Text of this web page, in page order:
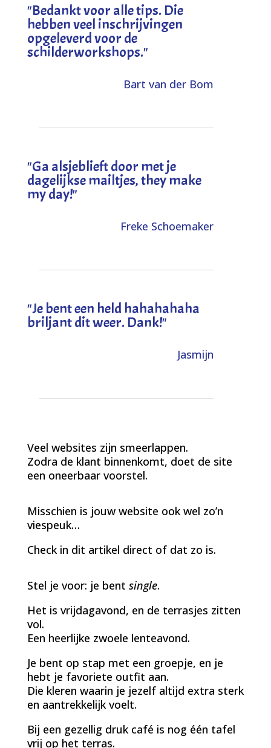
"Bedankt voor alle tips. Die
hebben veel inschrijvingen
opgeleverd voor de
schilderworkshops."
Bart van der Bom
"Ga alsjeblieft door met je
dagelijkse mailtjes, they make
my day!"
Freke Schoemaker
"Je bent een held hahahahaha
briljant dit weer. Dank!"
Jasmijn
Veel websites zijn smeerlappen.
Zodra de klant binnenkomt, doet de site
een oneerbaar voorstel.
Misschien is jouw website ook wel zo’n
viespeuk…
Check in dit artikel direct of dat zo is.
Stel je voor: je bent single.
Het is vrijdagavond, en de terrasjes zitten
vol.
Een heerlijke zwoele lenteavond.
Je bent op stap met een groepje, en je
hebt je favoriete outfit aan.
Die kleren waarin je jezelf altijd extra sterk
en aantrekkelijk voelt.
Bij een gezellig druk café is nog één tafel
vrij op het terras.